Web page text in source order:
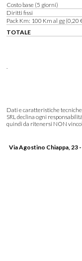
Costo base (5 giorni)
Diritti fissi
Pack Km: 100 Km al gg
TOTALE
.
Dati e caratteristiche
SRL declina ogni
quindi da ritenersi NON
Via Agostino Chiappa, 23